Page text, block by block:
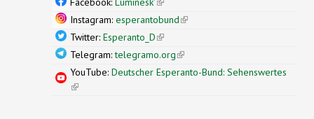
Instagram: esperantobund(link is external)
Twitter: Esperanto_D(link is external)
Telegram:telegramo.org(link is external)
YouTube: Deutscher Esperanto-Bund: Sehenswertes
(link is external)